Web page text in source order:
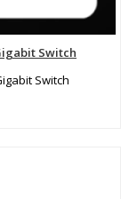
Switch
Switch